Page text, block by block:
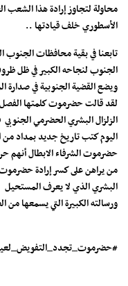
محاولة لتجاوز إرادة هذا
الأسطوري خلف قيادتها ..
تابعنا في بقية محافظات
الجنوب لنجاحه الكبير في ظل
ويضع القضية الجنوبية في صدارة
لقد قالت حضرموت كلمتها
الزلزال البشري الحضرمي
اليوم كتب تاريخ جديد بمداد من
حضرموت الشرفاء الابطال أنهم
من يراهن على كسر إرادة حضرموت
البشري الذي لا يعرف المستحيل
ورسالته الكبيرة التي يسمعها